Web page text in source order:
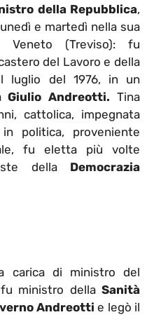
della Repubblica,
e martedì nella sua
Veneto (Treviso): fu
del Lavoro e della
luglio del 1976, in un
Giulio Andreotti. Tina
cattolica, impegnata
politica, proveniente
fu eletta più volte
della Democrazia
carica di ministro del
fu ministro della Sanità
Andreotti e legò il